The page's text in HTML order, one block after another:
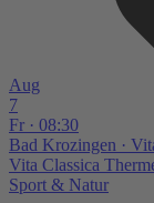
Aug
7
Fr · 08:30
Bad Krozingen ·
Vita Classica
Sport & Natur